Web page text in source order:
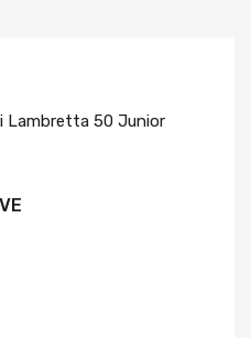
Lambretta 50 Junior